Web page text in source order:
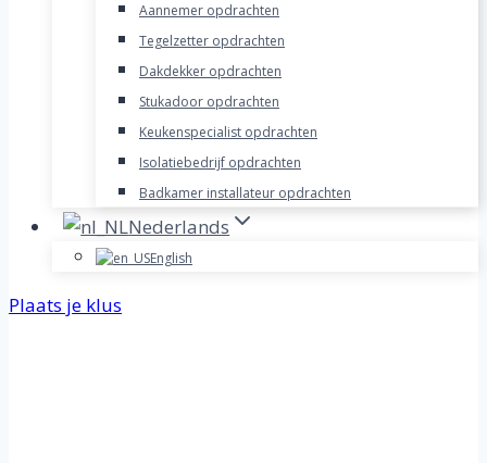
Aannemer opdrachten
Tegelzetter opdrachten
Dakdekker opdrachten
Stukadoor opdrachten
Keukenspecialist opdrachten
Isolatiebedrijf opdrachten
Badkamer installateur opdrachten
Nederlands
English
Plaats je klus